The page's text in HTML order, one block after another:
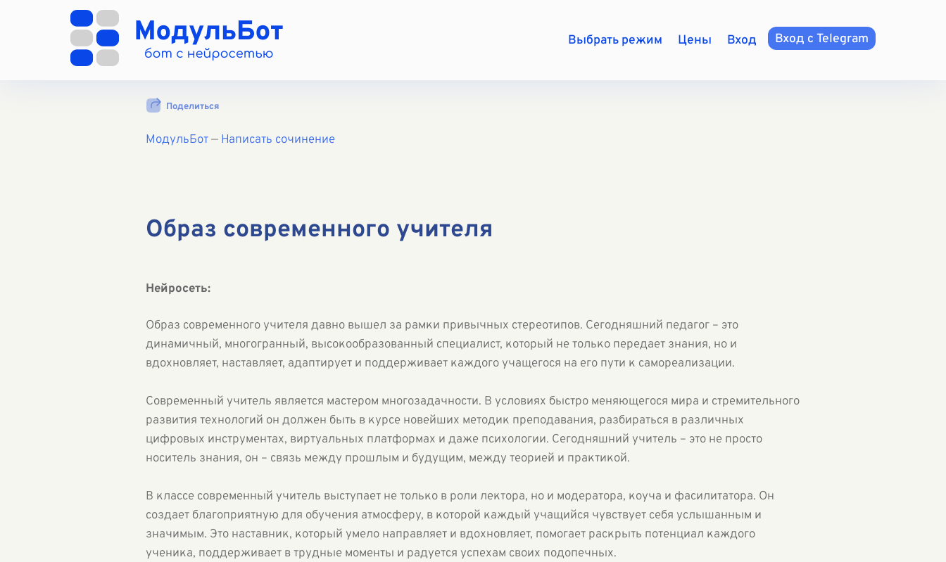
Выбрать режим Цены Вход Вход с Telegram
Поделиться
МодульБот— Написать сочинение
Образ современного учителя
Нейросеть:
Образ современного учителя давно вышел за рамки привычных стереотипов. Сегодняшний педагог – это
динамичный, многогранный, высокообразованный специалист, который не только передает знания, но и
вдохновляет, наставляет, адаптирует и поддерживает каждого учащегося на его пути к самореализации.
Современный учитель является мастером многозадачности. В условиях быстро меняющегося мира и стремительного
развития технологий он должен быть в курсе новейших методик преподавания, разбираться в различных
цифровых инструментах, виртуальных платформах и даже психологии. Сегодняшний учитель – это не просто
носитель знания, он – связь между прошлым и будущим, между теорией и практикой.
В классе современный учитель выступает не только в роли лектора, но и модератора, коуча и фасилитатора. Он
создает благоприятную для обучения атмосферу, в которой каждый учащийся чувствует себя услышанным и
значимым. Это наставник, который умело направляет и вдохновляет, помогает раскрыть потенциал каждого
ученика, поддерживает в трудные моменты и радуется успехам своих подопечных.